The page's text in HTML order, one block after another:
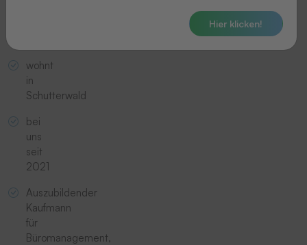
wohnt
in
Schutterwald
bei
uns
seit
2021
Auszubildender
Kaufmann
für
Büromanagement,
Hier klicken!